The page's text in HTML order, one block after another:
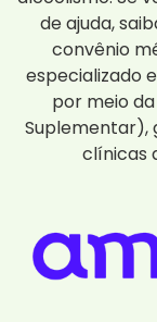
de ajuda,
convênio
especializado
por meio
Suplementar),
clínicas